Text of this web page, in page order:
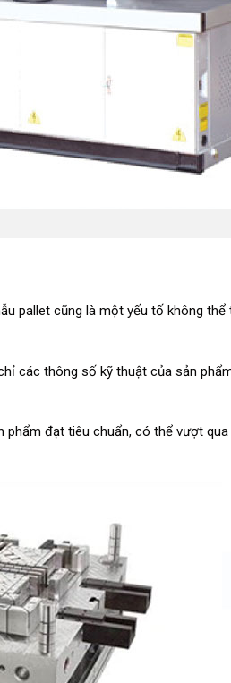
pallet cũng là một yếu tố không thể
các thông số kỹ thuật của sản
đạt tiêu chuẩn, có thể vượt